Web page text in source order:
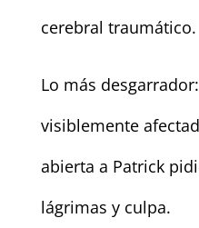
cerebral traumático.
Lo más
visiblemente
abierta a Patrick
lágrimas y culpa.